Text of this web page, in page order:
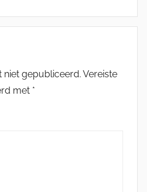
gepubliceerd. Vereiste
met *